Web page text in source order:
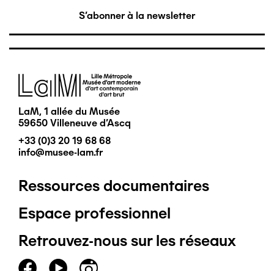
S'abonner à la newsletter
Image
LaM, 1 allée du Musée
59650 Villeneuve d'Ascq
+33 (0)3 20 19 68 68
info@musee-lam.fr
Pied
de
page
Ressources documentaires
Espace professionnel
Retrouvez-nous sur les réseaux